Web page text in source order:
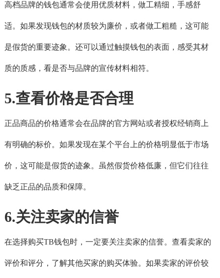
高档品牌的钱包通常会使用优质材料，做工精细，手感舒
适。如果发现钱包的材质较为廉价，或者做工粗糙，这可能
是假货的重要迹象。还可以通过触摸钱包的表面，感受其材
质的质感，看是否与品牌的宣传材料相符。
5.查看价格是否合理
正品商品的价格通常会在品牌的官方网站或者授权经销商上
有明确的标价。如果发现在某个平台上的价格明显低于市场
价，这可能是假货的迹象。虽然假货价格低廉，但它们往往
缺乏正品的品质和保障。
6.关注卖家的信誉
在选择购买TB钱包时，一定要关注卖家的信誉。查看卖家的
评价和评分，了解其他买家的购买体验。如果卖家的评价较